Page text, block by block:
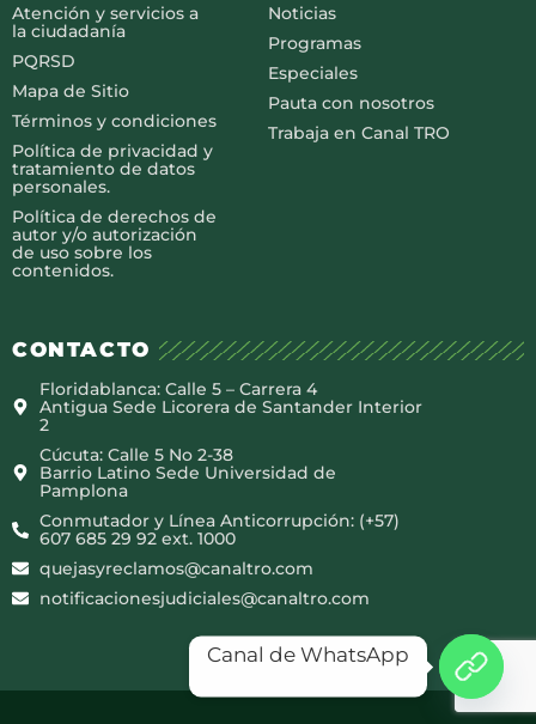
Atención y servicios a
la ciudadanía
PQRSD
Mapa de Sitio
Términos y condiciones
Política de privacidad y
tratamiento de datos
personales.
Política de derechos de
autor y/o autorización
de uso sobre los
contenidos.
Noticias
Programas
Especiales
Pauta con nosotros
Trabaja en Canal TRO
CONTACTO
Floridablanca: Calle 5 – Carrera 4
Antigua Sede Licorera de Santander Interior
2
Cúcuta: Calle 5 No 2-38
Barrio Latino Sede Universidad de
Pamplona
Conmutador y Línea Anticorrupción: (+57)
607 685 29 92 ext. 1000
quejasyreclamos@canaltro.com
notificacionesjudiciales@canaltro.com
Canal de WhatsApp